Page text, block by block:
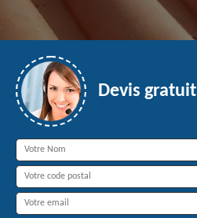
Devis gratuit